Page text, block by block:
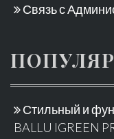
Связь с
Стильный и
BALLU IGREEN